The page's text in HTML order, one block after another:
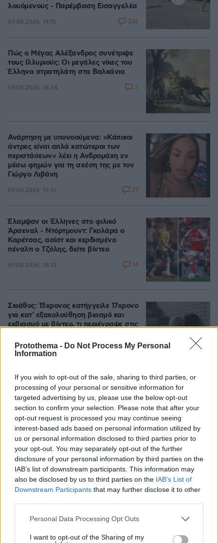
Protothema - Do Not Process My Personal
Information
If you wish to opt-out of the sale, sharing to third parties, or
processing of your personal or sensitive information for
targeted advertising by us, please use the below opt-out
section to confirm your selection. Please note that after your
opt-out request is processed you may continue seeing
interest-based ads based on personal information utilized by
us or personal information disclosed to third parties prior to
your opt-out. You may separately opt-out of the further
disclosure of your personal information by third parties on the
IAB’s list of downstream participants. This information may
also be disclosed by us to third parties on the IAB’s List of
Downstream Participants that may further disclose it to other
Please note that this website/app uses one or more Google
not limited to your visit or usage behaviour. You may click to
Personal Data Processing Opt Outs
I want to opt-out of the Sharing of my
λουόμενους - Παρέμβαση Εισαγγελέα
09.08.2026, 14:15 236
Πώς ο Μέγας Αλέξανδρος συνέτριψε
τους Ιλλυριούς: Οι μεγάλες νίκες του
Έλληνα στρατηλάτη στα Βαλκάνια
09.08.2026, 18:54 2
Ανάρτηση με υπονοούμενα: «Κάποιοι
άντρες είναι απλά κατώτεροι των
περιστάσεων» λέει η Ανδρομάχη εν
μέσω φημών για τη σχέση της με τον
Γιώργο Λιβάνη
09.08.2026, 15:57 27
Έλαμψαν οι Έλληνες στο φιλικό
Άρσεναλ - Ντόρτμουντ: Γκολάρα ο
Καρέτσας, ασίστ και κερδισμένο
πέναλτι ο Τζόλης, δείτε βίντεο
09.08.2026, 18:13 14
Σκιάθος: 15χρονος κατήγγειλε 17χρονο
για κατ' εξακολούθηση βιασμό και
εκβιασμό με βίντεο, τι περιέγραψε στις
09.08.2026, 16:54 40
Βίντεο: Στις Μαλδίβες η Ιωάννα Τούνη
μετά το νοσοκομείο, η υποδοχή με
μουσική
09.08.2026, 18:00 15
Games